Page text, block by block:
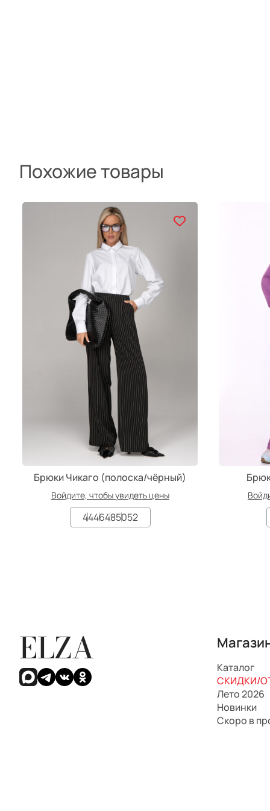
Похожие товары
Брюки Чикаго (полоска/чёрный)
Войдите, чтобы увидеть цены
4446485052
ELZA
Каталог
СКИДКИ/
Лето 2026
Новинки
Скоро в